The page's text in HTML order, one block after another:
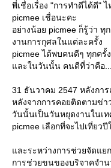
พี่เชื่อเรื่อง "การทำดีได้ดี"
picmee เชื่อนะคะ
อย่างน้อย picmee ก็รู้ว่า ทุ
งานการกุศลในแต่ละครั้ง
picmee ได้พบคนดีๆ ทุกครั้ง
ละในวันนั้น คนดีที่ว่าคือ
31 ธันวาคม 2547 หลังกา
หลังจากการคอยติดตามข่า
วันนั้นเป็นวันหยุดงานในเท
picmee เลือกที่จะไปเที่ยว
ละระหว่างการช่วยจัดแย
การช่วยขนของบริจาคจำน